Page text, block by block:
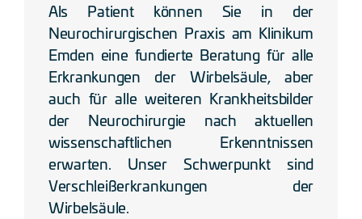
Als Patient können Sie in der
Neurochirurgischen Praxis am Klinikum
Emden eine fundierte Beratung für alle
Erkrankungen der Wirbelsäule, aber
auch für alle weiteren Krankheitsbilder
der Neurochirurgie nach aktuellen
wissenschaftlichen Erkenntnissen
erwarten. Unser Schwerpunkt sind
Verschleißerkrankungen der
Wirbelsäule.